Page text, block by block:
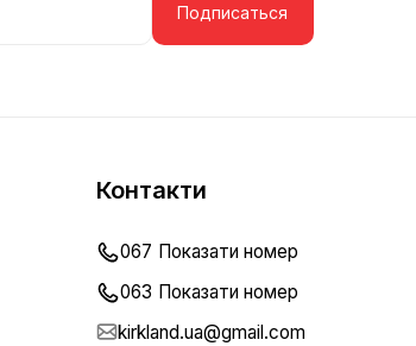
Подписаться
Контакти
067 Показати номер
063 Показати номер
kirkland.ua@gmail.com